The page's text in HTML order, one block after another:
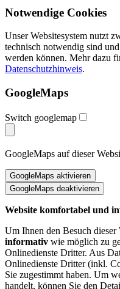
Notwendige Cookies
Unser Websitesystem nutzt
technisch notwendig sind
werden können. Mehr dazu
Datenschutzhinweis.
GoogleMaps
Switch googlemap
GoogleMaps auf dieser
Website komfortabel und
Um Ihnen den Besuch dieser
informativ wie möglich zu
Onlinedienste Dritter. Aus
Onlinedienste Dritter (inkl.
Sie zugestimmt haben. Um
handelt, können Sie den